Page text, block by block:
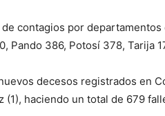
contagios por departamentos
Pando 386, Potosí 378, Tarija
decesos registrados en
(1), haciendo un total de 679